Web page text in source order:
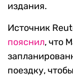
издания.
Источник
пояснил, что
поездку,